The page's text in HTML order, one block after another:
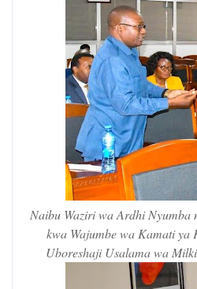
Naibu Waziri wa Ardhi Nyumba
kwa Wajumbe wa Kamati
Uboreshaji Usalama wa